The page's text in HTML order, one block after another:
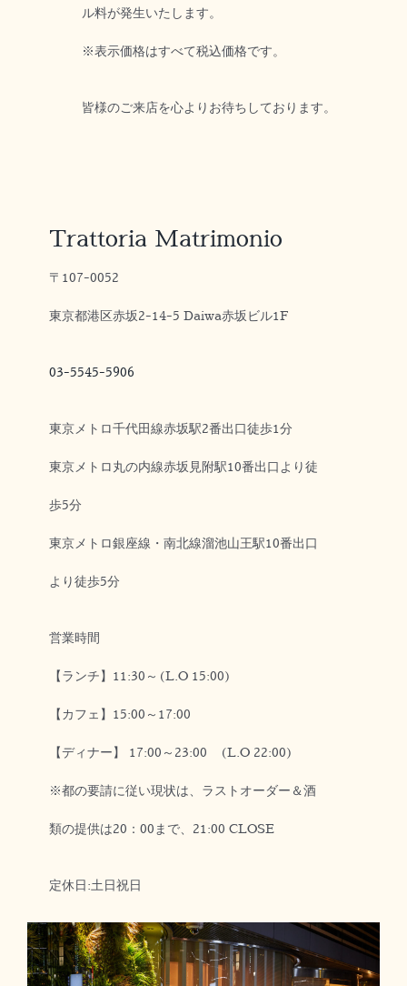
ル料が発生いたします。
※表示価格はすべて税込価格です。
皆様のご来店を心よりお待ちしております。
Trattoria Matrimonio
〒107-0052
東京都港区赤坂2-14-5 Daiwa赤坂ビル1F
03-5545-5906
東京メトロ千代田線赤坂駅2番出口徒歩1分
東京メトロ丸の内線赤坂見附駅10番出口より徒
歩5分
東京メトロ銀座線・南北線溜池山王駅10番出口
より徒歩5分
営業時間
【ランチ】11:30～(L.O 15:00)
【カフェ】15:00～17:00
【ディナー】 17:00～23:00 (L.O 22:00)
※都の要請に従い現状は、ラストオーダー＆酒
類の提供は20：00まで、21:00 CLOSE
定休日:土日祝日